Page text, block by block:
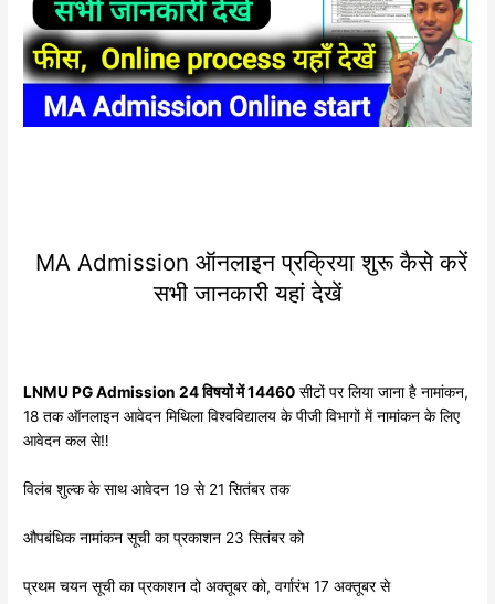
MA Admission ऑनलाइन प्रक्रिया शुरू कैसे करें
सभी जानकारी यहां देखें
LNMU PG Admission 24 विषयों में 14460 सीटों पर लिया जाना है नामांकन,
18 तक ऑनलाइन आवेदन मिथिला विश्वविद्यालय के पीजी विभागों में नामांकन के लिए
आवेदन कल से‼️
विलंब शुल्क के साथ आवेदन 19 से 21 सितंबर तक
औपबंधिक नामांकन सूची का प्रकाशन 23 सितंबर को
प्रथम चयन सूची का प्रकाशन दो अक्तूबर को, वर्गारंभ 17 अक्तूबर से